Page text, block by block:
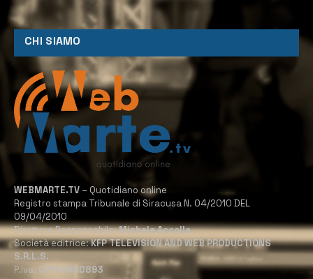
CHI SIAMO
WEBMARTE.TV – Quotidiano online
Registro stampa Tribunale di Siracusa N. 04/2010 DEL
09/04/2010
Direttore Responsabile:Michele Accolla
Società editrice:KFP TELEVISION AND WEB PRODUCTIONS
S.R.L.S.
P.Iva: 02184950893